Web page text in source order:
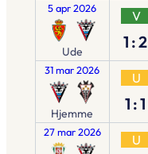
5 apr 2026
Ude
V
1:2
31 mar 2026
Hjemme
U
1:1
27 mar 2026 U